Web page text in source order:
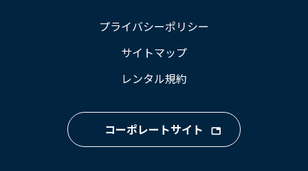
プライバシーポリシー
サイトマップ
レンタル規約
コーポレートサイト